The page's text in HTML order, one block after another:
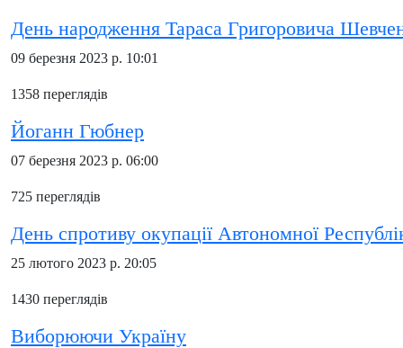
День народження Тараса Григоровича
09 березня 2023 р. 10:01
1358 переглядів
Йоганн Гюбнер
07 березня 2023 р. 06:00
725 переглядів
День спротиву окупації Автономної
25 лютого 2023 р. 20:05
1430 переглядів
Виборюючи Україну